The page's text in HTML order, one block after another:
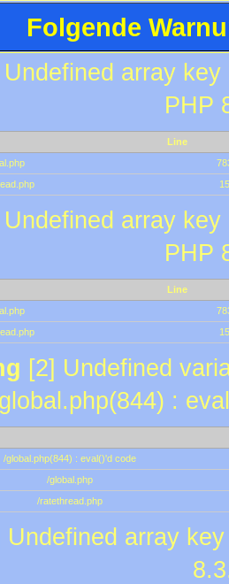
Folgende
Undefined array
PHP
Line
15
Undefined array
PHP
Line
15
[2] Undefined
global.php(844) :
/global.php(844) : eval()'d code
/global.php
/ratethread.php
Undefined array